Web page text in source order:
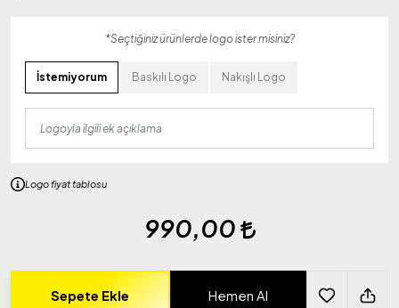
*Seçtiğiniz ürünlerde logo ister misiniz?
İstemiyorum Baskılı Logo Nakışlı Logo
Logo fiyat tablosu
990,00
Sepete Ekle Hemen Al